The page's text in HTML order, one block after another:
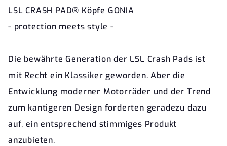
LSL CRASH PAD® Köpfe GONIA
- protection meets style -
Die bewährte Generation der LSL Crash Pads ist
mit Recht ein Klassiker geworden. Aber die
Entwicklung moderner Motorräder und der Trend
zum kantigeren Design forderten geradezu dazu
auf, ein entsprechend stimmiges Produkt
anzubieten.